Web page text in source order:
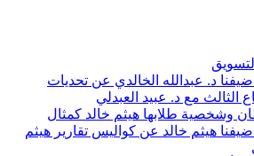
د. عبدالله الخالدي عن تحديات
الثالث مع د. عبيد العبدلي
وشخصية طلابها هيثم خالد كمثال
هيثم خالد عن كواليس تقارير هيثم